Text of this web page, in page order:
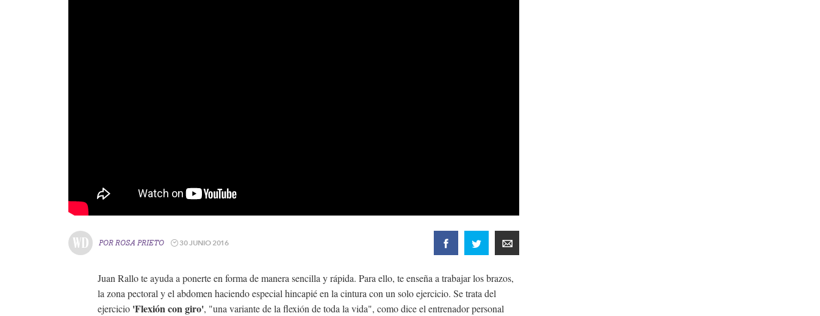
POR ROSA PRIETO 30 JUNIO 2016
Juan Rallo te ayuda a ponerte en forma de manera sencilla y rápida. Para ello, te enseña a trabajar los brazos,
la zona pectoral y el abdomen haciendo especial hincapié en la cintura con un solo ejercicio. Se trata del
ejercicio 'Flexión con giro', "una variante de la flexión de toda la vida", como dice el entrenador personal